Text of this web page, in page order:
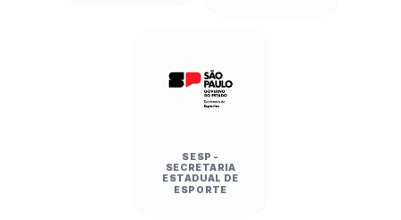
SESP -
SECRETARIA
ESTADUAL DE
ESPORTE